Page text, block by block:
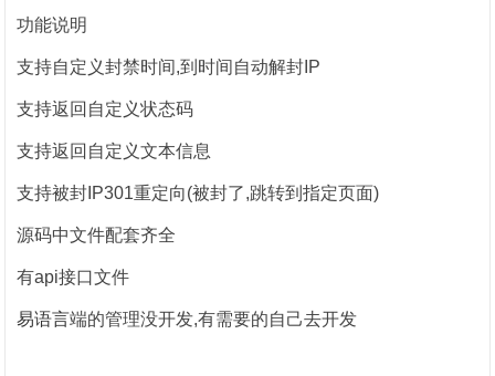
功能说明
支持自定义封禁时间,到时间自动解封IP
支持返回自定义状态码
支持返回自定义文本信息
支持被封IP301重定向(被封了,跳转到指定页面)
源码中文件配套齐全
有api接口文件
易语言端的管理没开发,有需要的自己去开发